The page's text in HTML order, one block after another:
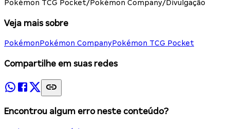
Pokémon TCG Pocket/Pokémon Company/Divulgação
Veja mais sobre
PokémonPokémon CompanyPokémon TCG Pocket
Compartilhe em suas redes
Encontrou algum erro neste conteúdo?